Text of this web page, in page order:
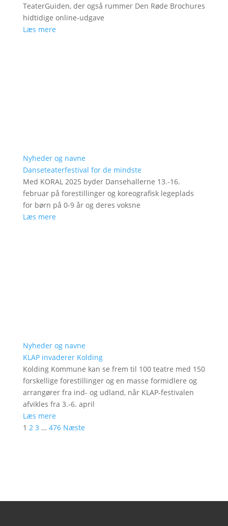
TeaterGuiden, der også rummer Den Røde Brochures
hidtidige online-udgave
Læs mere
Nyheder og navne
Danseteaterfestival for de mindste
Med KORAL 2025 byder Dansehallerne 13.-16.
februar på forestillinger og koreografisk legeplads
for børn på 0-9 år og deres voksne
Læs mere
Nyheder og navne
KLAP invaderer Kolding
Kolding Kommune kan se frem til 100 teatre med 150
forskellige forestillinger og en masse formidlere og
arrangører fra ind- og udland, når KLAP-festivalen
afvikles fra 3.-6. april
Læs mere
1 2 3 … 476 Næste